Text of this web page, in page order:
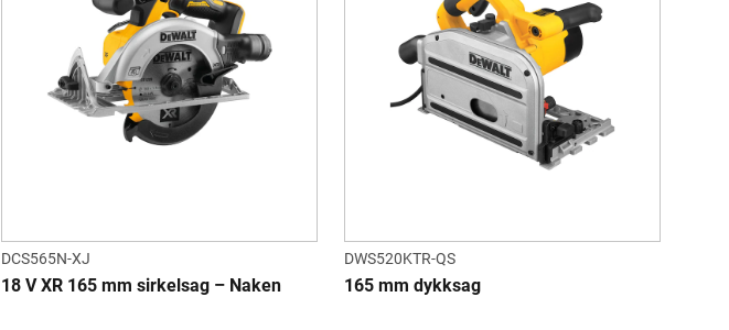
DCS565N-XJ
18 V XR 165 mm sirkelsag – Naken
DWS520KTR-QS
165 mm dykksag